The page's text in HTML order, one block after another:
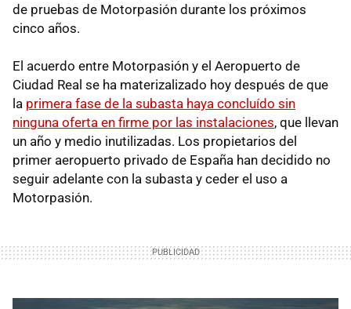
de pruebas de Motorpasión durante los próximos
cinco años.
El acuerdo entre Motorpasión y el Aeropuerto de
Ciudad Real se ha materizalizado hoy después de que
la primera fase de la subasta haya concluído sin
ninguna oferta en firme por las instalaciones, que llevan
un año y medio inutilizadas. Los propietarios del
primer aeropuerto privado de España han decidido no
seguir adelante con la subasta y ceder el uso a
Motorpasión.